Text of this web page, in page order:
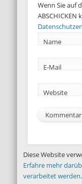
Wenn Sie auf
ABSCHICKEN
Name
E-Mail
Website
Diese Website
Erfahre mehr
verarbeitet werden.